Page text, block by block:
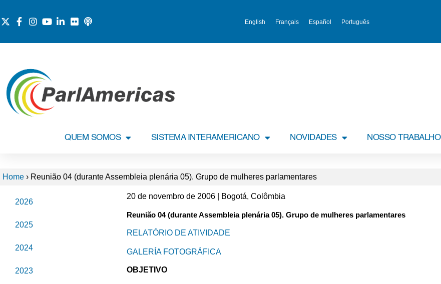
English Français Español Português
QUEM SOMOS SISTEMA INTERAMERICANO NOVIDADES NOSSO TRABALHO
Home › Reunião 04 (durante Assembleia plenária 05). Grupo de mulheres parlamentares
2026
2025
2024
2023
20 de novembro de 2006 | Bogotá, Colômbia
Reunião 04 (durante Assembleia plenária 05). Grupo de mulheres parlamentares
RELATÓRIO DE ATIVIDADE
GALERÍA FOTOGRÁFICA
OBJETIVO